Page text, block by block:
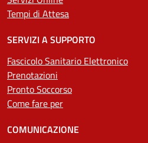
Tempi di Attesa
SERVIZI A SUPPORTO
Fascicolo Sanitario Elettronico
Prenotazioni
Pronto Soccorso
Come fare per
COMUNICAZIONE